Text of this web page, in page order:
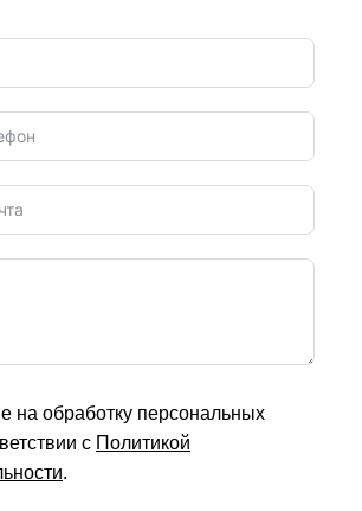
на обработку персональных
с Политикой
.